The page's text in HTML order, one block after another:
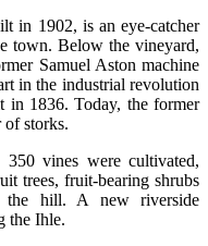
in 1902, is an eye-catcher
town. Below the vineyard,
Samuel Aston machine
in the industrial revolution
in 1836. Today, the former
of storks.
vines were cultivated,
trees, fruit-bearing shrubs
the hill. A new riverside
the Ihle.